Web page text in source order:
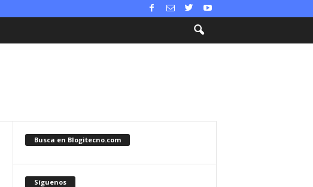
Busca en Blogitecno.com
Síguenos